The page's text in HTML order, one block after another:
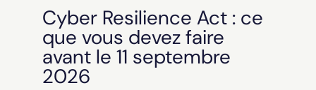
Cyber Resilience Act : ce
que vous devez faire
avant le 11 septembre
2026